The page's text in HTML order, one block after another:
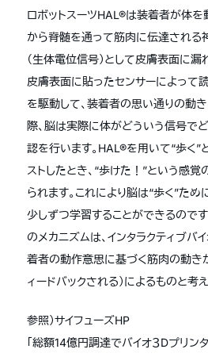
ロボットスーツHAL®は装着者が体を
から脊髄を通って筋肉に伝達される
（生体電位信号）として皮膚表面に漏
皮膚表面に貼ったセンサーによって
を駆動して、装着者の思い通りの動き
際、脳は実際に体がどういう信号で
認を行います。HAL®を用いて“歩く”
ストしたとき、“歩けた！”という感覚
られます。これにより脳は“歩く”た
少しずつ学習することができるので
のメカニズムは、インタラクティブバ
着者の動作意思に基づく筋肉の動き
ィードバックされる）によるものと考
参照）サイフューズHP
「総額14億円調達でバイオ３Dプリ